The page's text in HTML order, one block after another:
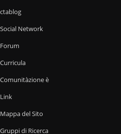
ctablog
Social Network
Forum
Curricula
Comunitàzione è
Link
Mappa del Sito
Gruppi di Ricerca